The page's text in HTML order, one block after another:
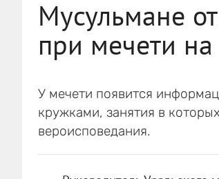
Мусульмане
при мечети
У мечети появится
кружками, занятия в
вероисповедания.